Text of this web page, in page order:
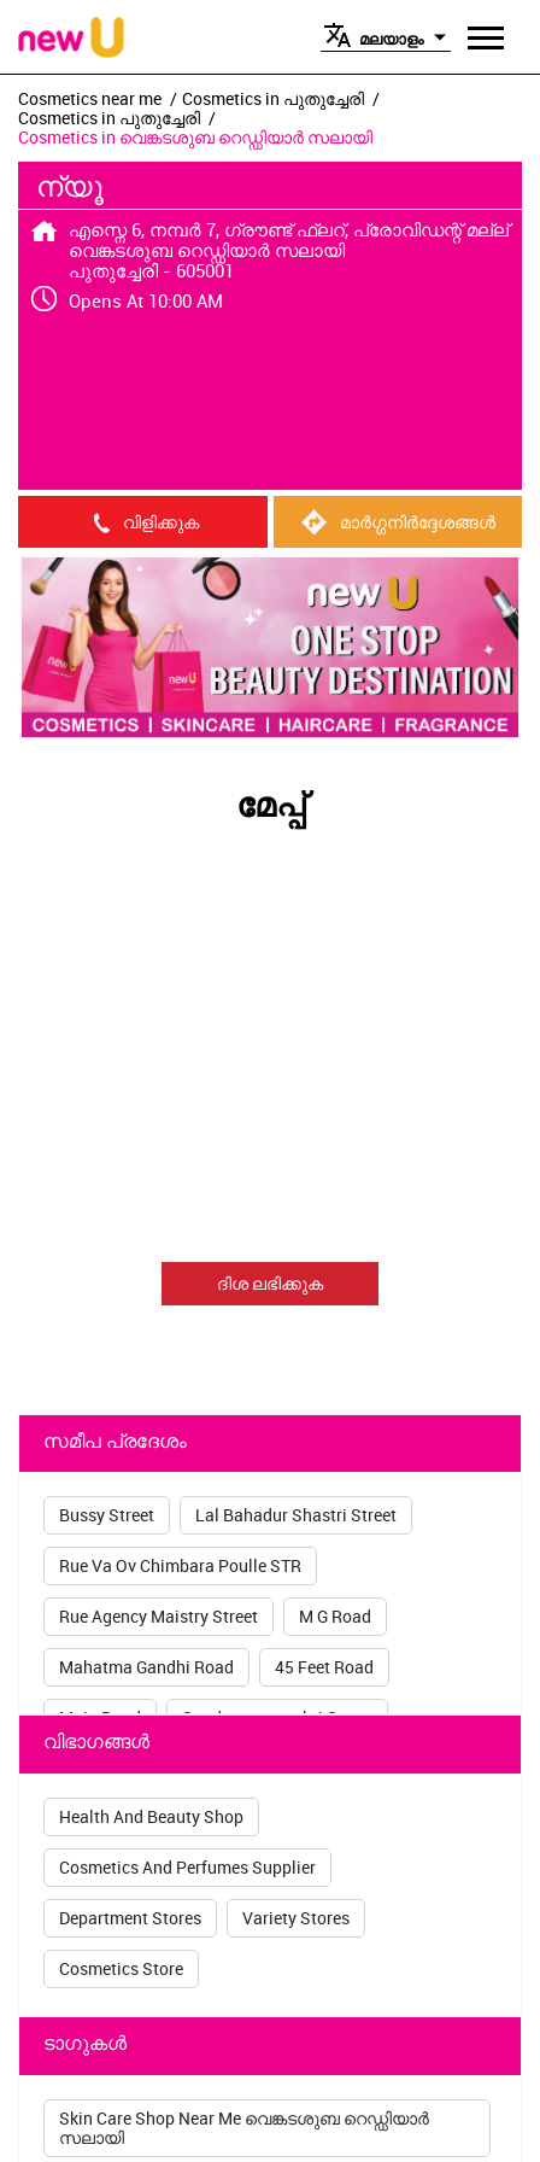
മലയാളം
Cosmetics near me
Cosmetics in പുതുച്ചേരി
Cosmetics in പുതുച്ചേരി
Cosmetics in വെങ്കടശുബ റെഡ്ഡിയാർ സലായി
ന്യൂ
എസ്നെ 6, നമ്പർ 7, ഗ്രൗണ്ട് ഫ്ലറ്, പ്രോവിഡന്റ് മല്ല്
വെങ്കടശുബ റെഡ്ഡിയാർ സലായി
പുതുച്ചേരി - 605001
Opens At 10:00 AM
വിളിക്കുക മാർഗ്ഗനിർദ്ദേശങ്ങൾ
മേപ്പ്
ദിശ ലഭിക്കുക
സമീപ പ്രദേശം
Bussy Street Lal Bahadur Shastri Street
Rue Va Ov Chimbara Poulle STR
Rue Agency Maistry Street M G Road
Mahatma Gandhi Road 45 Feet Road
Main Road Sandarameeasthri Street
R D Mission Street Rue Nidaraj Payer Street
വിഭാഗങ്ങൾ
Health And Beauty Shop
Cosmetics And Perfumes Supplier
Department Stores Variety Stores
Cosmetics Store
ടാഗുകൾ
Skin Care Shop Near Me വെങ്കടശുബ റെഡ്ഡിയാർ
സലായി